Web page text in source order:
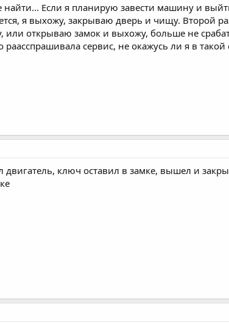
найти... Если я планирую завести машину и
я выхожу, закрываю дверь и чищу. Второй
или открываю замок и выхожу, больше не
сервис, не окажусь ли я в
двигатель, ключ оставил в замке, вышел и